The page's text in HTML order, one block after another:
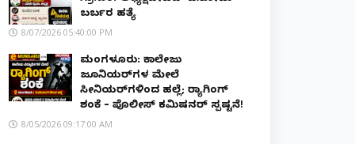
ಬರ್ಬರ ಹತ್ಯೆ
8/07/2026 05:40:00 PM
ಮಂಗಳೂರು: ಕಾಲೇಜು
ಜೂನಿಯರ್‌ಗಳ ಮೇಲೆ
ಸೀನಿಯರ್‌ಗಳಿಂದ ಹಲ್ಲೆ; ರ‌್ಯಾಗಿಂಗ್
ಶಂಕೆ – ಪೊಲೀಸ್ ಕಮಿಷನರ್ ಸ್ಪಷ್ಟನೆ!
8/05/2026 09:17:00 AM